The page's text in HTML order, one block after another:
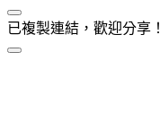
已複製連結，歡迎分享！